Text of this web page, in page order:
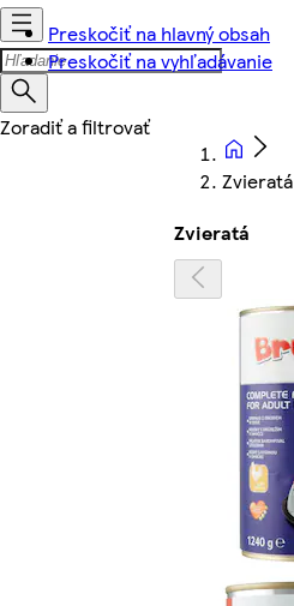
Preskočiť na hlavný obsah
Preskočiť na vyhľadávanie
Zvieratá
Zvieratá